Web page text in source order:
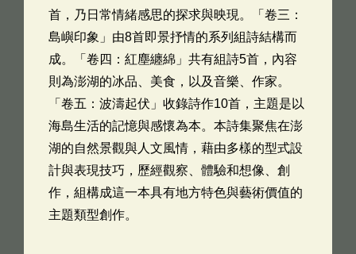
首，乃日常情緒感思的探求與映現。「卷三：
島嶼印象」由8首即景抒情的系列組詩結構而
成。「卷四：紅塵纏綿」共有組詩5首，內容
則為澎湖的冰品、美食，以及音樂、作家。
「卷五：波濤起伏」收錄詩作10首，主題是以
海島生活的記憶與感懷為本。本詩集聚焦在澎
湖的自然景觀與人文風情，藉由多樣的型式設
計與表現技巧，歷經觀察、體驗和想像、創
作，組構成這一本具有地方特色與藝術價值的
主題類型創作。